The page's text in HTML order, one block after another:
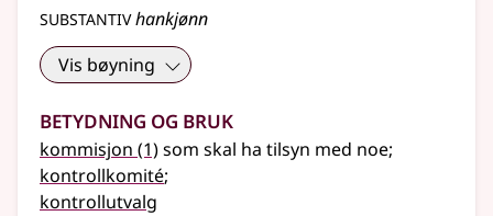
substantivhankjønn
Vis bøyning
Betydning og bruk
kommisjon (1)som skal ha tilsyn med noe;
kontrollkomité;
kontrollutvalg